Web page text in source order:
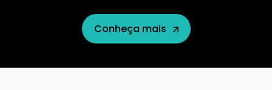
Conheça mais